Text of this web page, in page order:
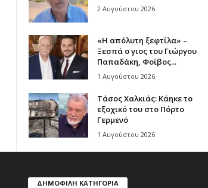
2 Αυγούστου 2026
«Η απόλυτη ξεφτίλα» –
Ξεσπά ο γιος του Γιώργου
Παπαδάκη, Φοίβος...
1 Αυγούστου 2026
Τάσος Χαλκιάς: Κάηκε το
εξοχικό του στο Πόρτο
Γερμενό
1 Αυγούστου 2026
ΔΗΜΟΦΙΛΗ ΚΑΤΗΓΟΡΙΑ